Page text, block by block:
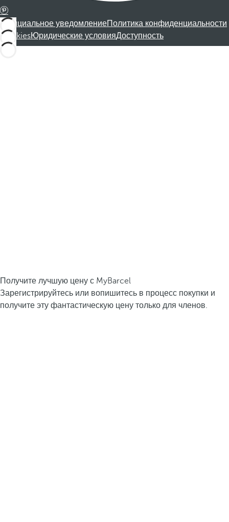
Официальное уведомлениеПолитика конфиденциальности
CookiesЮридические условияДоступность
Получите лучшую цену с MyBarcel
Зарегистрируйтесь или вопишитесь в процесс покупки и
получите эту фантастическую цену только для членов.